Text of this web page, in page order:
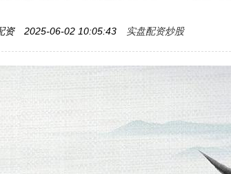
资 2025-06-02 10:05:43 实盘配资炒股